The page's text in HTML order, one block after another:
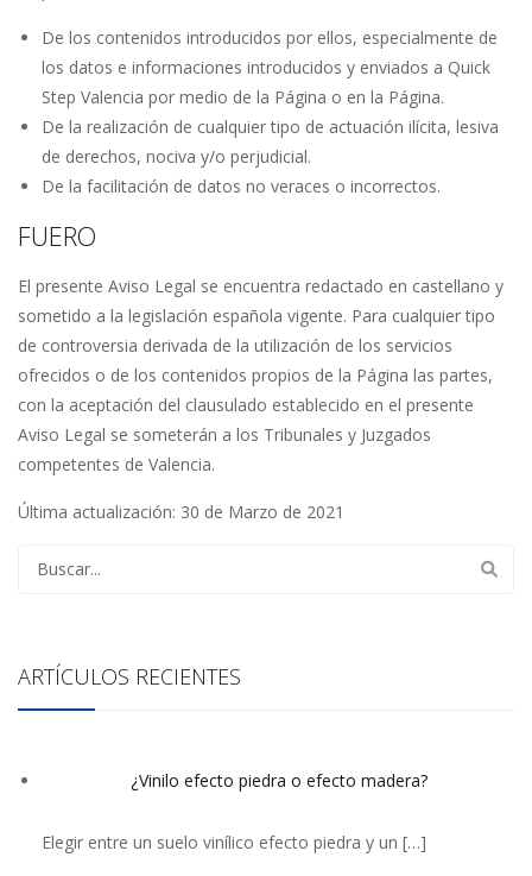
De los contenidos introducidos por ellos, especialmente de
los datos e informaciones introducidos y enviados a Quick
Step Valencia por medio de la Página o en la Página.
De la realización de cualquier tipo de actuación ilícita, lesiva
de derechos, nociva y/o perjudicial.
De la facilitación de datos no veraces o incorrectos.
FUERO
El presente Aviso Legal se encuentra redactado en castellano y
sometido a la legislación española vigente. Para cualquier tipo
de controversia derivada de la utilización de los servicios
ofrecidos o de los contenidos propios de la Página las partes,
con la aceptación del clausulado establecido en el presente
Aviso Legal se someterán a los Tribunales y Juzgados
competentes de Valencia.
Última actualización: 30 de Marzo de 2021
ARTÍCULOS RECIENTES
¿Vinilo efecto piedra o efecto madera?
Elegir entre un suelo vinílico efecto piedra y un […]